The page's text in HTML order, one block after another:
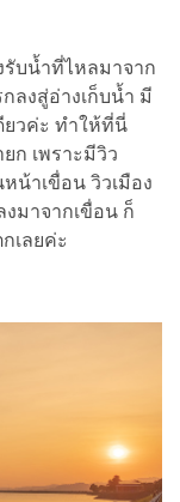
รับน้ำที่ไหลมาจาก
ลงสู่อ่างเก็บน้ำ มี
ยวค่ะ ทำให้ที่นี่
ก เพราะมีวิว
น้าเขื่อน วิวเมือง
มาจากเขื่อน ก็
เลยค่ะ